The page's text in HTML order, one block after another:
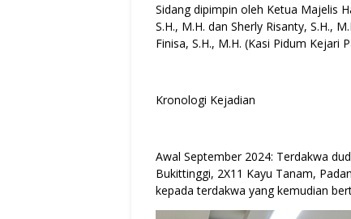
Sidang dipimpin oleh Ketua Majelis
S.H., M.H. dan Sherly Risanty, S.H.,
Finisa, S.H., M.H. (Kasi Pidum Kejari
Kronologi Kejadian
Awal September 2024: Terdakwa
Bukittinggi, 2X11 Kayu Tanam,
kepada terdakwa yang kemudian